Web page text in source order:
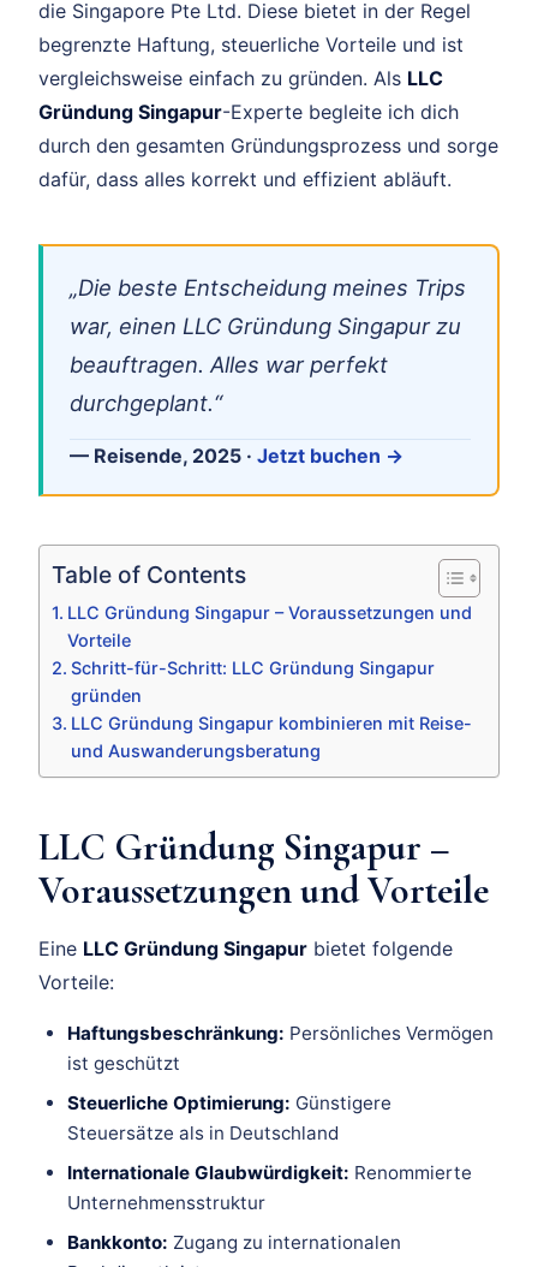
die Singapore Pte Ltd. Diese bietet in der Regel
begrenzte Haftung, steuerliche Vorteile und ist
vergleichsweise einfach zu gründen. Als LLC
Gründung Singapur-Experte begleite ich dich
durch den gesamten Gründungsprozess und sorge
dafür, dass alles korrekt und effizient abläuft.
„Die beste Entscheidung meines Trips
war, einen LLC Gründung Singapur zu
beauftragen. Alles war perfekt
durchgeplant.“
— Reisende, 2025 · Jetzt buchen →
Table of Contents
LLC Gründung Singapur – Voraussetzungen und
Vorteile
Schritt-für-Schritt: LLC Gründung Singapur
gründen
LLC Gründung Singapur kombinieren mit Reise-
und Auswanderungsberatung
LLC Gründung Singapur –
Voraussetzungen und Vorteile
Eine LLC Gründung Singapur bietet folgende
Vorteile:
Haftungsbeschränkung: Persönliches Vermögen
ist geschützt
Steuerliche Optimierung: Günstigere
Steuersätze als in Deutschland
Internationale Glaubwürdigkeit: Renommierte
Unternehmensstruktur
Bankkonto: Zugang zu internationalen